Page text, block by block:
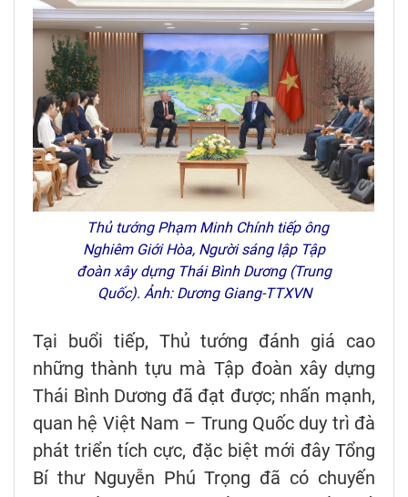
Thủ tướng Phạm Minh Chính tiếp ông
Nghiêm Giới Hòa, Người sáng lập Tập
đoàn xây dựng Thái Bình Dương (Trung
Quốc). Ảnh: Dương Giang-TTXVN
Tại buổi tiếp, Thủ tướng đánh giá cao
những thành tựu mà Tập đoàn xây dựng
Thái Bình Dương đã đạt được; nhấn mạnh,
quan hệ Việt Nam – Trung Quốc duy trì đà
phát triển tích cực, đặc biệt mới đây Tổng
Bí thư Nguyễn Phú Trọng đã có chuyến